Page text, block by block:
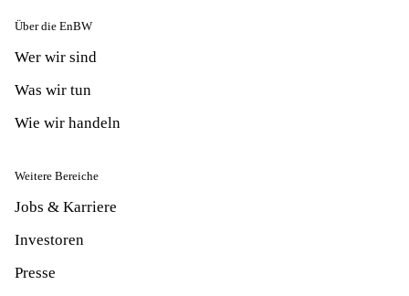
Über die EnBW
Wer wir sind
Was wir tun
Wie wir handeln
Weitere Bereiche
Jobs & Karriere
Investoren
Presse